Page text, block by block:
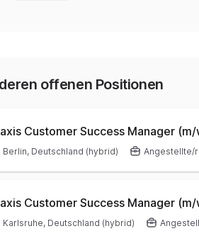
offenen Positionen
Customer Success Manager
Berlin, Deutschland (hybrid) Angestellte/r
Customer Success Manager
Karlsruhe, Deutschland (hybrid)